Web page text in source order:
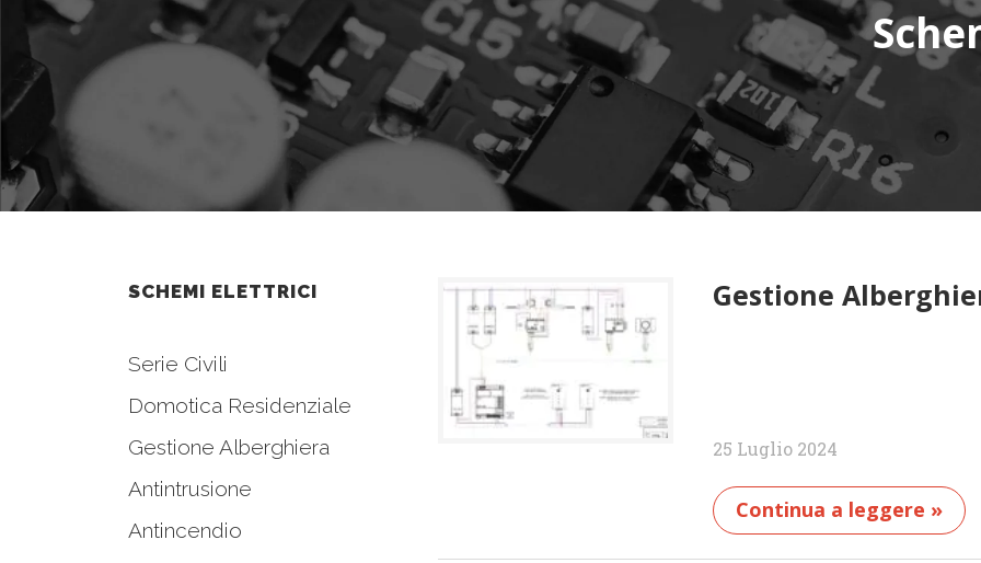
SCHEMI ELETTRICI
Serie Civili
Domotica Residenziale
Gestione Alberghiera
Antintrusione
Antincendio
Gestione
25 Luglio 2024
Continua a leggere »